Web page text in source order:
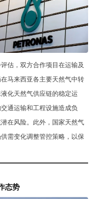
估，双方合作项目在运输及
马来西亚各主要天然气中转
化天然气供应链的稳定运
通运输和工程设施造成负
在风险。此外，国家天然气
需变化调整管控策略，以保
态势